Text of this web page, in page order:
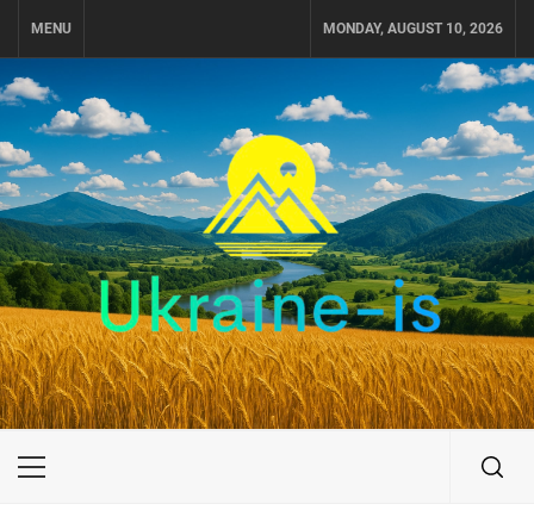
MENU MONDAY, AUGUST 10, 2026
UKRAINE-IS
ПОДОРОЖI ПО УКРАЇНІ
Primary